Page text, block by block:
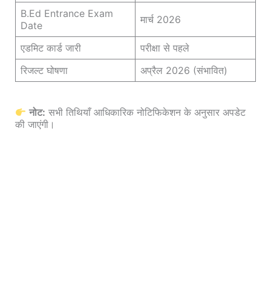
B.Ed Entrance Exam
Date
मार्च 2026
एडमिट कार्ड जारी
परीक्षा से पहले
रिजल्ट घोषणा
अप्रैल 2026 (संभावित)
नोट: सभी तिथियाँ आधिकारिक नोटिफिकेशन के अनुसार अपडेट
की जाएंगी।